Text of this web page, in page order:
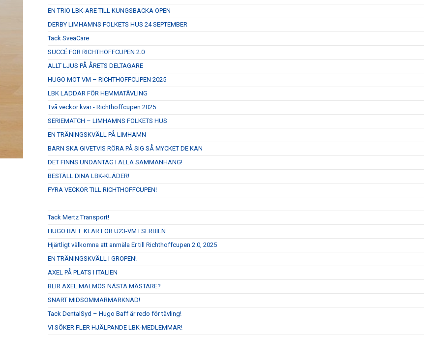
EN TRIO LBK-ARE TILL KUNGSBACKA OPEN
DERBY LIMHAMNS FOLKETS HUS 24 SEPTEMBER
Tack SveaCare
SUCCÉ FÖR RICHTHOFFCUPEN 2.0
ALLT LJUS PÅ ÅRETS DELTAGARE
HUGO MOT VM – RICHTHOFFCUPEN 2025
LBK LADDAR FÖR HEMMATÄVLING
Två veckor kvar - Richthoffcupen 2025
SERIEMATCH – LIMHAMNS FOLKETS HUS
EN TRÄNINGSKVÄLL PÅ LIMHAMN
BARN SKA GIVETVIS RÖRA PÅ SIG SÅ MYCKET DE KAN
DET FINNS UNDANTAG I ALLA SAMMANHANG!
BESTÄLL DINA LBK-KLÄDER!
FYRA VECKOR TILL RICHTHOFFCUPEN!
Tack Mertz Transport!
HUGO BAFF KLAR FÖR U23-VM I SERBIEN
Hjärtligt välkomna att anmäla Er till Richthoffcupen 2.0, 2025
EN TRÄNINGSKVÄLL I GROPEN!
AXEL PÅ PLATS I ITALIEN
BLIR AXEL MALMÖS NÄSTA MÄSTARE?
SNART MIDSOMMARMARKNAD!
Tack DentalSyd – Hugo Baff är redo för tävling!
VI SÖKER FLER HJÄLPANDE LBK-MEDLEMMAR!